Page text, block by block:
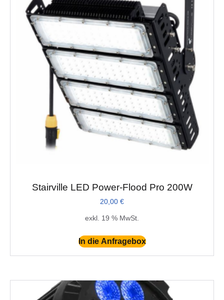
Stairville LED Power-Flood Pro 200W
20,00 €
exkl. 19 % MwSt.
In die Anfragebox